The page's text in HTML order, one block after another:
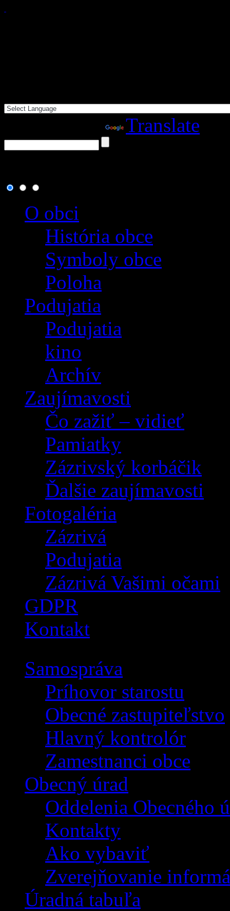
Translate
O obci
História obce
Symboly obce
Poloha
Podujatia
Podujatia
kino
Archív
Zaujímavosti
Čo zažiť – vidieť
Pamiatky
Zázrivský korbáčik
Ďalšie zaujímavosti
Fotogaléria
Zázrivá
Podujatia
Zázrivá Vašimi očami
GDPR
Kontakt
Samospráva
Príhovor starostu
Obecné zastupiteľstvo
Hlavný kontrolór
Zamestnanci obce
Obecný úrad
Oddelenia Obecného
Kontakty
Ako vybaviť
Zverejňovanie
Úradná tabuľa